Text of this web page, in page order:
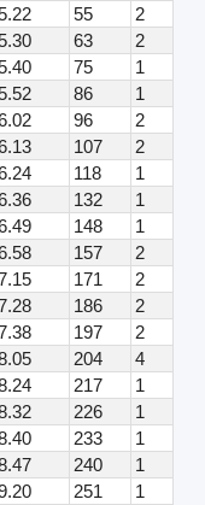
55
2
63
2
75
1
86
1
96
2
107
2
118
1
132
1
148
1
157
2
171
2
186
2
197
2
204
4
217
1
226
1
233
1
240
1
251
1